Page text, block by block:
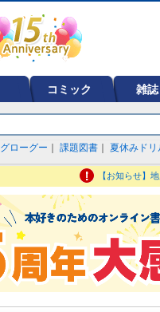
コミック 雑誌
グローグー 課題図書 夏休みドリ
【お知らせ】